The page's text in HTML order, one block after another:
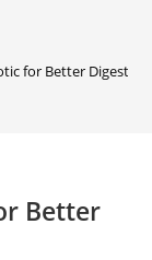
for Better Digestion
Better